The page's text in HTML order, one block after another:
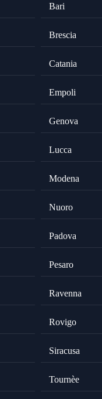
Bari
Brescia
Catania
Empoli
Genova
Lucca
Modena
Nuoro
Padova
Pesaro
Ravenna
Rovigo
Siracusa
Tournèe